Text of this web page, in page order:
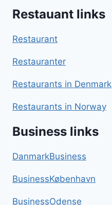
Restauant links
Restaurant
Restauranter
Restaurants in Denmark
Restaurants in Norway
Business links
DanmarkBusiness
BusinessKøbenhavn
BusinessOdense